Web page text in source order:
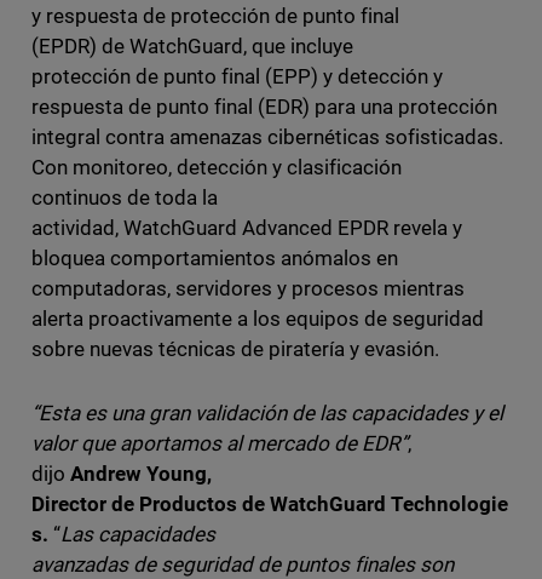
y respuesta de protección de punto final
(EPDR) de WatchGuard, que incluye
protección de punto final (EPP) y detección y
respuesta de punto final (EDR) para una protección
integral contra amenazas cibernéticas sofisticadas.
Con monitoreo, detección y clasificación
continuos de toda la
actividad, WatchGuard Advanced EPDR revela y
bloquea comportamientos anómalos en
computadoras, servidores y procesos mientras
alerta proactivamente a los equipos de seguridad
sobre nuevas técnicas de piratería y evasión.
“Esta es una gran validación de las capacidades y el
valor que aportamos al mercado de EDR”,
dijo Andrew Young,
Director de Productos de WatchGuard Technologie
s. “Las capacidades
avanzadas de seguridad de puntos finales son